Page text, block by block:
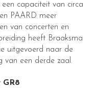
capaciteit van circa
PAARD meer
van concerten en
heeft Braaksma
uitgevoerd naar de
van een derde zaal.